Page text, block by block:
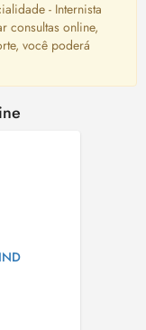
- Internista
consultas online,
você poderá